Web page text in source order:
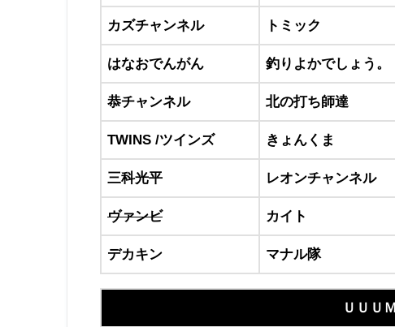
カズチャンネル トミック
はなおでんがん 釣りよかでしょう。
恭チャンネル 北の打ち師達
TWINS /ツインズ きょんくま
三科光平 レオンチャンネル
ヴァンビ カイト
デカキン マナル隊
ＵＵＵＭ